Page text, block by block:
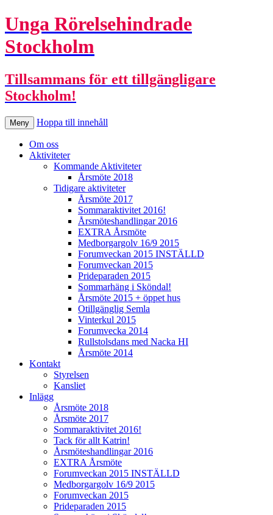
Unga Rörelsehindrade
Stockholm
Tillsammans för ett tillgängligare
Stockholm!
Meny Hoppa till innehåll
Om oss
Aktiviteter
Kommande Aktiviteter
Årsmöte 2018
Tidigare aktiviteter
Årsmöte 2017
Sommaraktivitet 2016!
Årsmöteshandlingar 2016
EXTRA Årsmöte
Medborgargolv 16/9 2015
Forumveckan 2015 INSTÄLLD
Forumveckan 2015
Prideparaden 2015
Sommarhäng i Sköndal!
Årsmöte 2015 + öppet hus
Otillgänglig Semla
Vinterkul 2015
Forumvecka 2014
Rullstolsdans med Nacka HI
Årsmöte 2014
Kontakt
Styrelsen
Kansliet
Inlägg
Årsmöte 2018
Årsmöte 2017
Sommaraktivitet 2016!
Tack för allt Katrin!
Årsmöteshandlingar 2016
EXTRA Årsmöte
Forumveckan 2015 INSTÄLLD
Medborgargolv 16/9 2015
Forumveckan 2015
Prideparaden 2015